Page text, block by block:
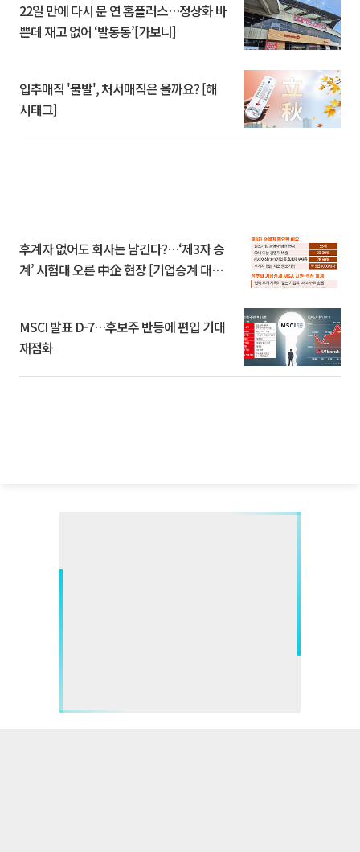
22일 만에 다시 문 연 홈플러스…정상화 바
쁜데 재고 없어 ‘발동동’[가보니]
입추매직 '불발', 처서매직은 올까요? [해
시태그]
후계자 없어도 회사는 남긴다?…‘제3자 승
계’ 시험대 오른 中企 현장 [기업승계 대전
MSCI 발표 D-7…후보주 반등에 편입 기대
재점화